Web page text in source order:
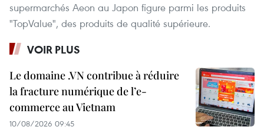
supermarchés Aeon au Japon figure parmi les produits
"TopValue", des produits de qualité supérieure.
VOIR PLUS
Le domaine .VN contribue à réduire
la fracture numérique de l’e-
commerce au Vietnam
10/08/2026 09:45